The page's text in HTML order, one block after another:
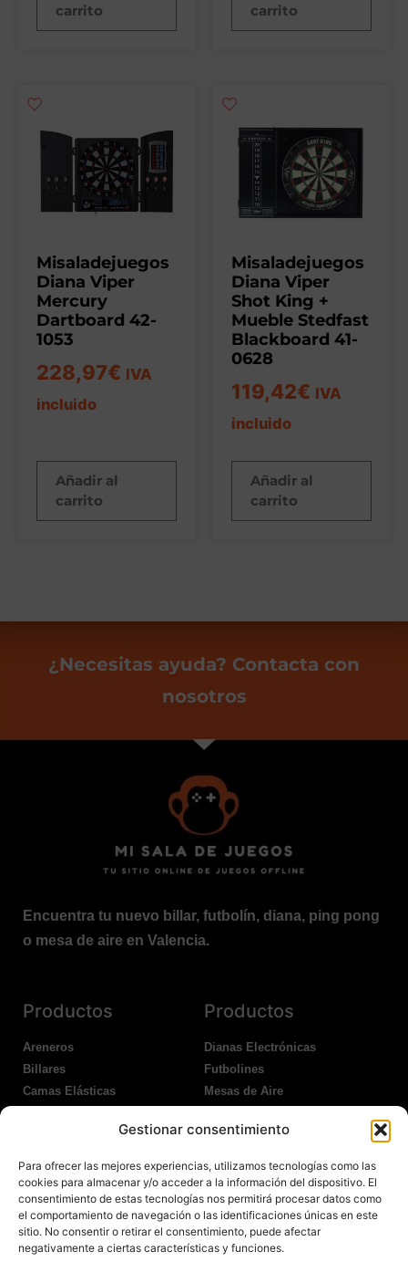
Gestionar consentimiento
Para ofrecer las mejores experiencias, utilizamos tecnologías como las
cookies para almacenar y/o acceder a la información del dispositivo. El
consentimiento de estas tecnologías nos permitirá procesar datos como
el comportamiento de navegación o las identificaciones únicas en este
sitio. No consentir o retirar el consentimiento, puede afectar
negativamente a ciertas características y funciones.
carrito
carrito
Misaladejuegos
Diana Viper
Mercury
Dartboard 42-
1053
228,97€ IVA
incluido
Añadir al
carrito
Misaladejuegos
Diana Viper
Shot King +
Mueble Stedfast
Blackboard 41-
0628
119,42€ IVA
incluido
Añadir al
carrito
¿Necesitas ayuda? Contacta con
nosotros
Encuentra tu nuevo billar, futbolín, diana, ping pong
o mesa de aire en Valencia.
Productos
Areneros
Billares
Camas Elásticas
Productos
Dianas Electrónicas
Futbolines
Mesas de Aire
Ping Pong Exterior
Nosotros
Atención al Cliente
Garantías
Legales
Aviso Legal
Política de Privacidad